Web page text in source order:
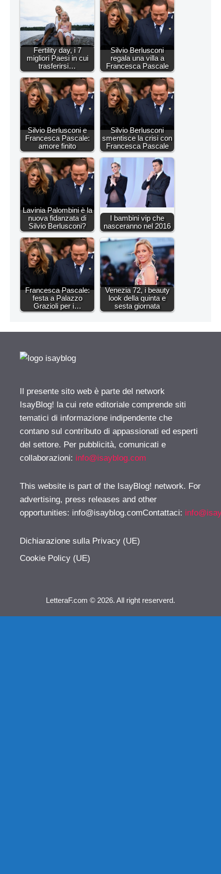
Fertility day, i 7
migliori Paesi in cui
trasferirsi…
Silvio Berlusconi
regala una villa a
Francesca Pascale
Silvio Berlusconi e
Francesca Pascale:
amore finito
Silvio Berlusconi
smentisce la crisi con
Francesca Pascale
Lavinia Palombini è la
nuova fidanzata di
Silvio Berlusconi?
I bambini vip che
nasceranno nel 2016
Francesca Pascale:
festa a Palazzo
Grazioli per i…
Venezia 72, i beauty
look della quinta e
sesta giornata
Il presente sito web è parte del network
IsayBlog! la cui rete editoriale comprende siti
tematici di informazione indipendente che
contano sul contributo di appassionati ed esperti
del settore. Per pubblicità, comunicati e
collaborazioni: info@isayblog.com
This website is part of the IsayBlog! network. For
advertising, press releases and other
opportunities: info@isayblog.comContattaci:
Dichiarazione sulla Privacy (UE)
Cookie Policy (UE)
LetteraF.com © 2026. All right reserverd.